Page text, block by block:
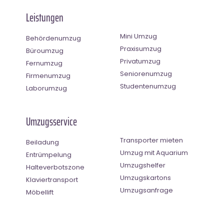
Leistungen
Behördenumzug
Büroumzug
Fernumzug
Firmenumzug
Laborumzug
Mini Umzug
Praxisumzug
Privatumzug
Seniorenumzug
Studentenumzug
Umzugsservice
Beiladung
Entrümpelung
Halteverbotszone
Klaviertransport
Möbellift
Transporter mieten
Umzug mit Aquarium
Umzugshelfer
Umzugskartons
Umzugsanfrage